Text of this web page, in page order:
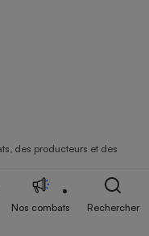
des producteurs et des
Nos combats Rechercher